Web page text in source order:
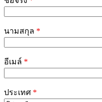
this
field
นามสกุล *
อีเมล์ *
ประเทศ *